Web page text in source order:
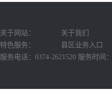
关于网站： 关于我们
特色服务：
县区业务入口
服务电话：0374-2621520 服务时间